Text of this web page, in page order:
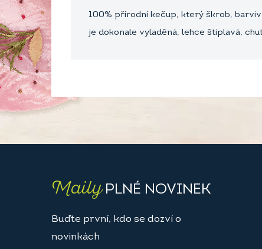
100% přírodní kečup, který škrob,
je dokonale vyladěná, lehce štiplavá,
MailyPLNÉ NOVINEK
Buďte první, kdo se dozví o
novinkách